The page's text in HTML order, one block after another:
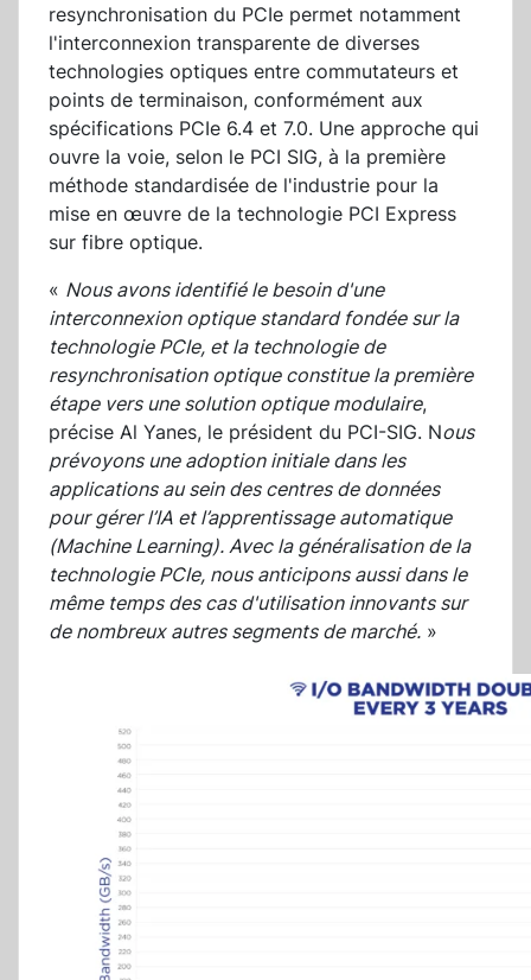
resynchronisation du PCIe permet notamment
l'interconnexion transparente de diverses
technologies optiques entre commutateurs et
points de terminaison, conformément aux
spécifications PCIe 6.4 et 7.0. Une approche qui
ouvre la voie, selon le PCI SIG, à la première
méthode standardisée de l'industrie pour la
mise en œuvre de la technologie PCI Express
sur fibre optique.
« Nous avons identifié le besoin d'une
interconnexion optique standard fondée sur la
technologie PCIe, et la technologie de
resynchronisation optique constitue la première
étape vers une solution optique modulaire,
précise Al Yanes, le président du PCI-SIG. Nous
prévoyons une adoption initiale dans les
applications au sein des centres de données
pour gérer l’IA et l’apprentissage automatique
(Machine Learning). Avec la généralisation de la
technologie PCIe, nous anticipons aussi dans le
même temps des cas d'utilisation innovants sur
de nombreux autres segments de marché. »